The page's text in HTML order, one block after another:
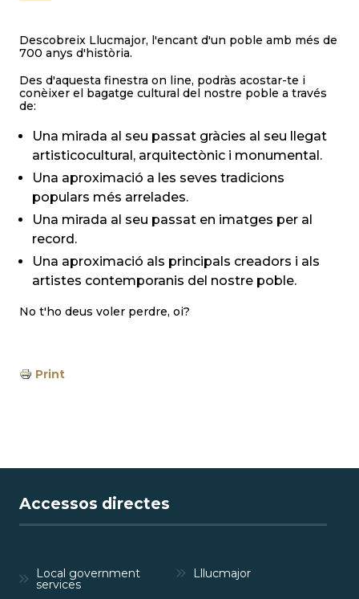
Descobreix Llucmajor, l'encant d'un poble amb més de
700 anys d'història.
Des d'aquesta finestra on line, podràs acostar-te i
conèixer el bagatge cultural del nostre poble a través
de:
Una mirada al seu passat gràcies al seu llegat
artisticocultural, arquitectònic i monumental.
Una aproximació a les seves tradicions
populars més arrelades.
Una mirada al seu passat en imatges per al
record.
Una aproximació als principals creadors i als
artistes contemporanis del nostre poble.
No t'ho deus voler perdre, oi?
Print
Accessos directes
Local government
services
Lllucmajor